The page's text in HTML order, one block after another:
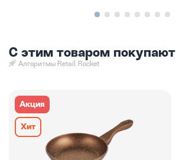
С этим товаром покупают
Алгоритмы Retail Rocket
Акция
Хит